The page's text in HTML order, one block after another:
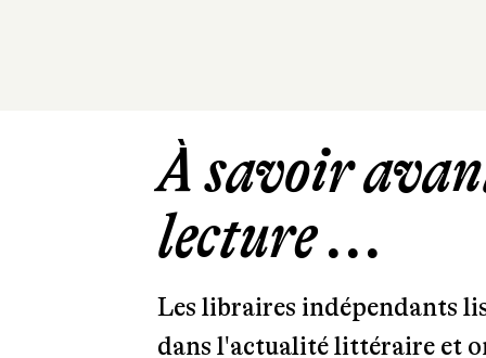
À savoir
lecture ...
Les libraires indépendants
dans l'actualité littéraire et